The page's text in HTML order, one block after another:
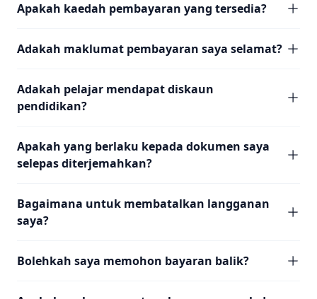
Apakah kaedah pembayaran yang tersedia?
Adakah maklumat pembayaran saya selamat?
Adakah pelajar mendapat diskaun
pendidikan?
Apakah yang berlaku kepada dokumen saya
selepas diterjemahkan?
Bagaimana untuk membatalkan langganan
saya?
Bolehkah saya memohon bayaran balik?